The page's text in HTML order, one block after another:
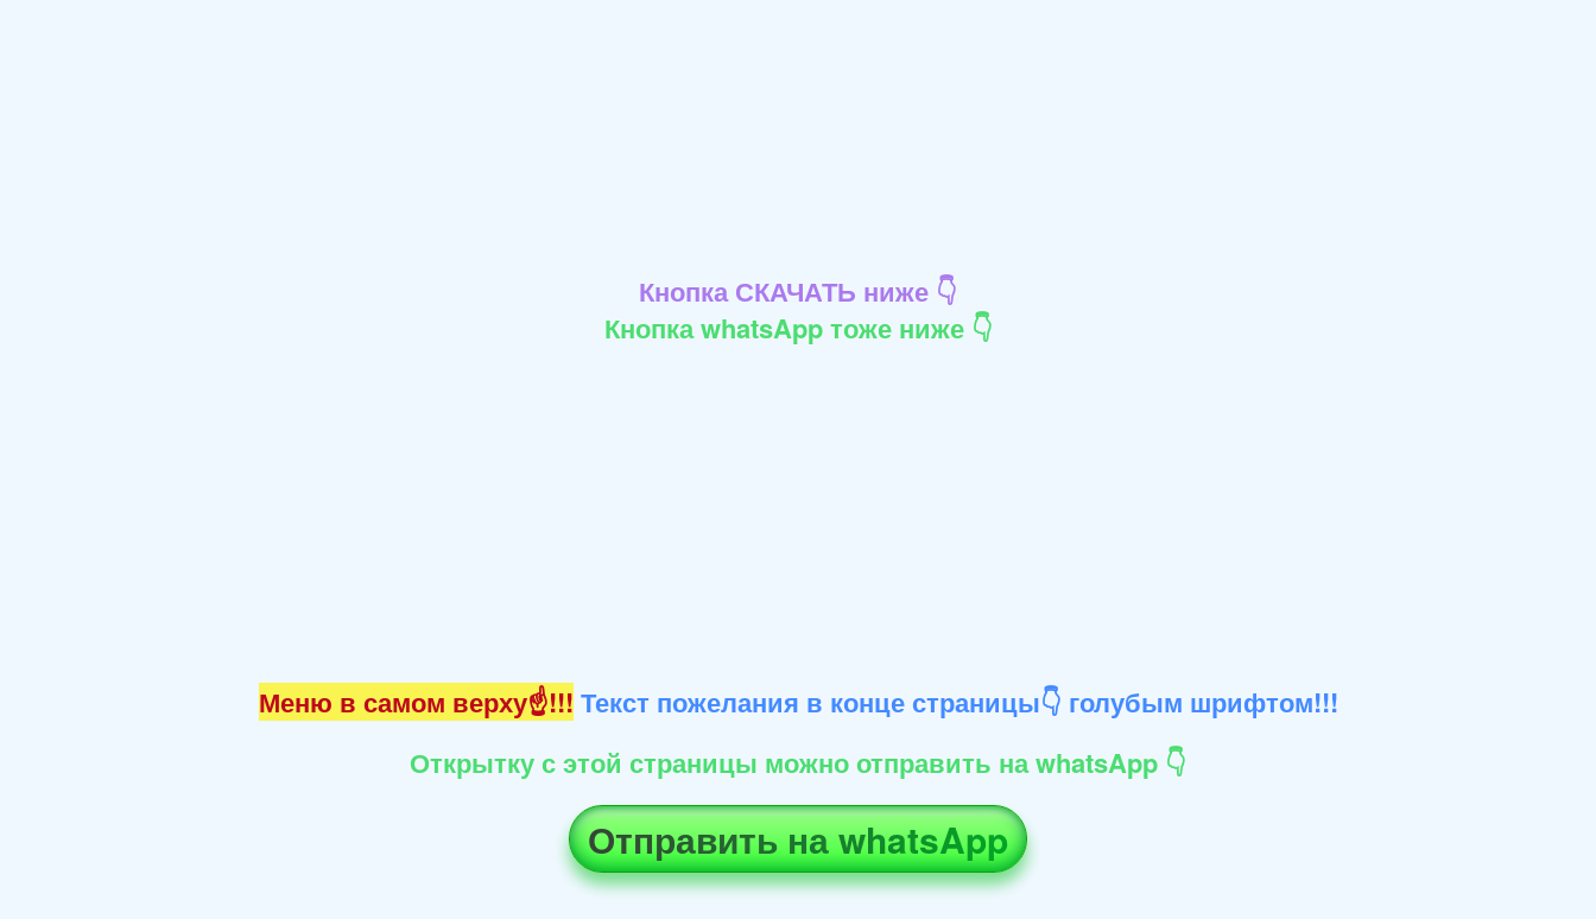
Кнопка СКАЧАТЬ ниже 👇
Кнопка whatsApp тоже ниже 👇
Меню в самом верху☝!!! Текст пожелания в конце страницы👇 голубым шрифтом!!!
Открытку с этой страницы можно отправить на whatsApp 👇
Отправить на whatsApp